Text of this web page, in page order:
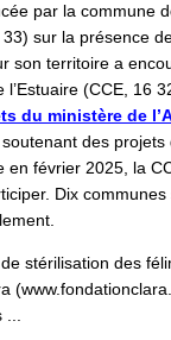
par la commune
sur la présence
son territoire a
­l’Estuaire (CCE, 16
du ministère de
des
en février 2025, la
Dix
stérilisation des